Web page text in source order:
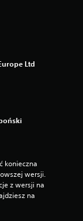
Ltd
konieczna
wersji.
z wersji na
na